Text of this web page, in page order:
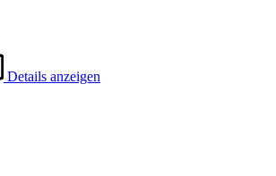
Details anzeigen